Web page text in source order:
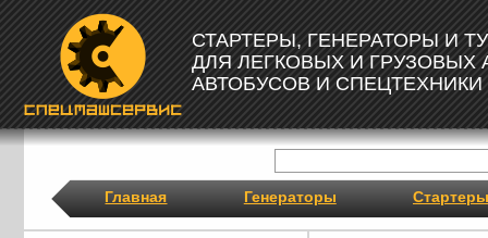
СТАРТЕРЫ, ГЕНЕРАТОРЫ И
ДЛЯ ЛЕГКОВЫХ И ГРУЗОВЫХ
АВТОБУСОВ И СПЕЦТЕХНИКИ
Главная Генераторы Стартеры